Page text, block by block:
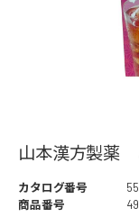
山本漢方製薬
カタログ番号
商品番号